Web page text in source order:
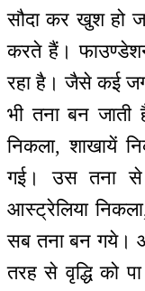
सौदा कर खुश हो
करते हैं। फाउण्डेशन
रहा है। जैसे कई
भी तना बन
निकला, शाखायें
गई। उस तना से
आस्ट्रेलिया
सब तना बन गये।
तरह से वृद्धि को